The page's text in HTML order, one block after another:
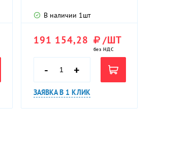
В наличии 1шт
191 154,28 /ШТ
без НДС
- +
ЗАЯВКА В 1 КЛИК